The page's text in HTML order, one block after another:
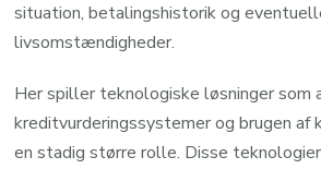
situation, betalingshistorik og
livsomstændigheder.
Her spiller teknologiske løsninger som
kreditvurderingssystemer og brugen af
en stadig større rolle. Disse